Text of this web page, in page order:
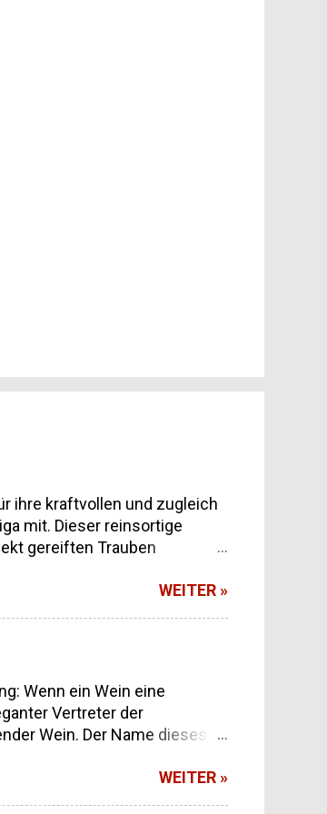
ihre kraftvollen und zugleich
mit. Dieser reinsortige
gereiften Trauben
Mitglied der Vereinigung
Hueco Tempranillo
WEITER »
Wenn ein Wein eine
Vertreter der
Wein. Der Name dieses
von Anfang an fest: Dieser
WEITER »